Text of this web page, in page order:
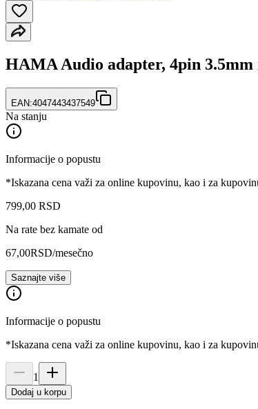
HAMA Audio adapter, 4pin
EAN:4047443437549
Na stanju
Informacije o popustu
*Iskazana cena važi za online kupovinu, kao i za
799,00 RSD
Na rate bez kamate od
67,00RSD/mesečno
Saznajte više
Informacije o popustu
*Iskazana cena važi za online kupovinu, kao i za
1
Dodaj u korpu